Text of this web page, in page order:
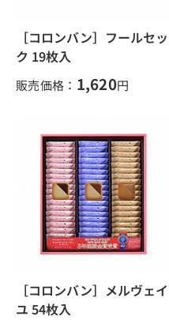
［コロンバン］フールセッ
ク 19枚入
販売価格： 1,620円
［コロンバン］メルヴェイ
ユ 54枚入